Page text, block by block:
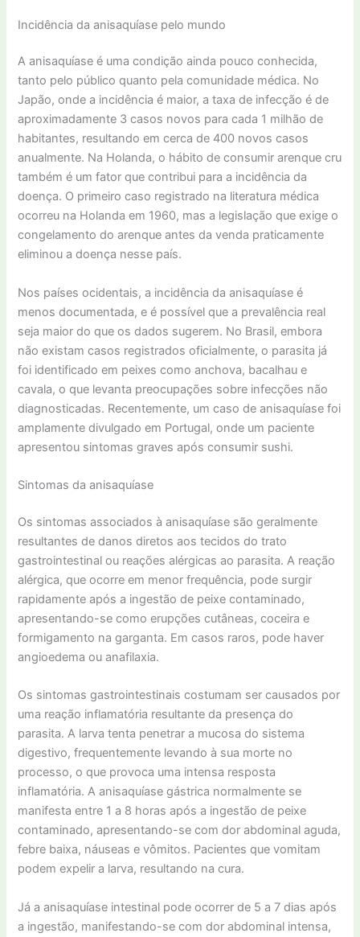
Incidência da anisaquíase pelo mundo
A anisaquíase é uma condição ainda pouco conhecida,
tanto pelo público quanto pela comunidade médica. No
Japão, onde a incidência é maior, a taxa de infecção é de
aproximadamente 3 casos novos para cada 1 milhão de
habitantes, resultando em cerca de 400 novos casos
anualmente. Na Holanda, o hábito de consumir arenque cru
também é um fator que contribui para a incidência da
doença. O primeiro caso registrado na literatura médica
ocorreu na Holanda em 1960, mas a legislação que exige o
congelamento do arenque antes da venda praticamente
eliminou a doença nesse país.
Nos países ocidentais, a incidência da anisaquíase é
menos documentada, e é possível que a prevalência real
seja maior do que os dados sugerem. No Brasil, embora
não existam casos registrados oficialmente, o parasita já
foi identificado em peixes como anchova, bacalhau e
cavala, o que levanta preocupações sobre infecções não
diagnosticadas. Recentemente, um caso de anisaquíase foi
amplamente divulgado em Portugal, onde um paciente
apresentou sintomas graves após consumir sushi.
Sintomas da anisaquíase
Os sintomas associados à anisaquíase são geralmente
resultantes de danos diretos aos tecidos do trato
gastrointestinal ou reações alérgicas ao parasita. A reação
alérgica, que ocorre em menor frequência, pode surgir
rapidamente após a ingestão de peixe contaminado,
apresentando-se como erupções cutâneas, coceira e
formigamento na garganta. Em casos raros, pode haver
angioedema ou anafilaxia.
Os sintomas gastrointestinais costumam ser causados por
uma reação inflamatória resultante da presença do
parasita. A larva tenta penetrar a mucosa do sistema
digestivo, frequentemente levando à sua morte no
processo, o que provoca uma intensa resposta
inflamatória. A anisaquíase gástrica normalmente se
manifesta entre 1 a 8 horas após a ingestão de peixe
contaminado, apresentando-se com dor abdominal aguda,
febre baixa, náuseas e vômitos. Pacientes que vomitam
podem expelir a larva, resultando na cura.
Já a anisaquíase intestinal pode ocorrer de 5 a 7 dias após
a ingestão, manifestando-se com dor abdominal intensa,